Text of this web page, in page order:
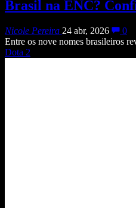
Brasil na ENC?
Nicole Pereira 24 abr, 2026
0
Entre os nove nomes brasileiros
Dota 2